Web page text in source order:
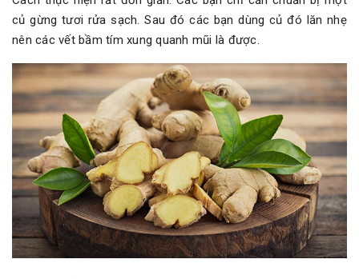
củ gừng tươi rửa sạch. Sau đó các bạn dùng củ đó lăn nhẹ
nên các vết bầm tím xung quanh mũi là được.